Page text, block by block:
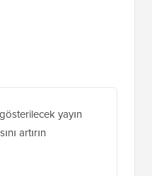
yayın
artırın